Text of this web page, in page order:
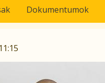
Dokumentumok